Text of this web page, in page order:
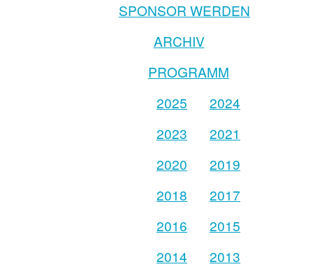
SPONSOR WERDEN
ARCHIV
PROGRAMM
2025
2024
2023
2021
2020
2019
2018
2017
2016
2015
2014
2013